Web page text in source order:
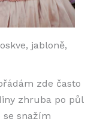
jabloně,
zde často
zhruba po půl
se snažím